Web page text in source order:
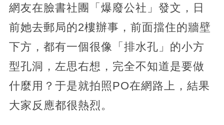
網友在臉書社團「爆廢公社」發文，日
前她去郵局的2樓辦事，前面擋住的牆壁
下方，都有一個很像「排水孔」的小方
型孔洞，左思右想，完全不知道是要做
什麼用？于是就拍照PO在網路上，結果
大家反應都很熱烈。